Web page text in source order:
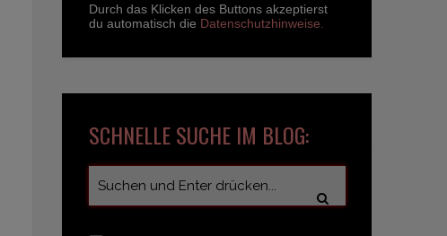
Durch das Klicken des Buttons akzeptierst
du automatisch die Datenschutzhinweise.
SCHNELLE SUCHE IM BLOG: